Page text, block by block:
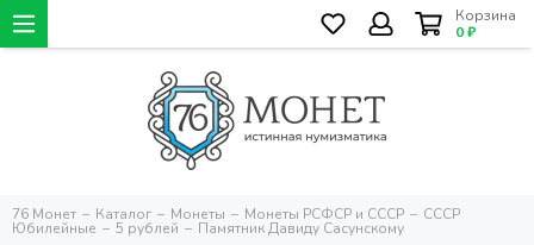
Корзина
0 ₽
76 Монет Каталог Монеты Монеты РСФСР и СССР СССР
Юбилейные 5 рублей Памятник Давиду Сасунскому